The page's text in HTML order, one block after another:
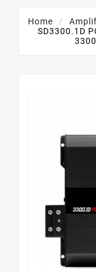
Home
SD3300.1D